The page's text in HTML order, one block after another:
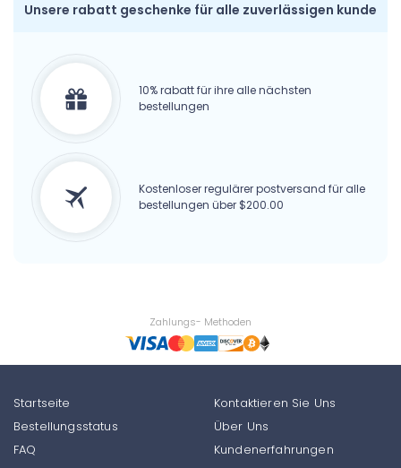
Unsere rabatt geschenke für alle zuverlässigen kunde
10% rabatt für ihre alle nächsten
bestellungen
Kostenloser regulärer postversand für alle
bestellungen über $200.00
Zahlungs- Methoden
Startseite
Bestellungsstatus
FAQ
Kontaktieren Sie Uns
Über Uns
Kundenerfahrungen